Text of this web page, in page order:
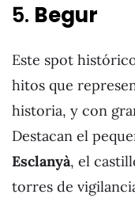
5. Begur
Este spot
hitos que
historia, y con
Destacan el
Esclanyà, el
torres de